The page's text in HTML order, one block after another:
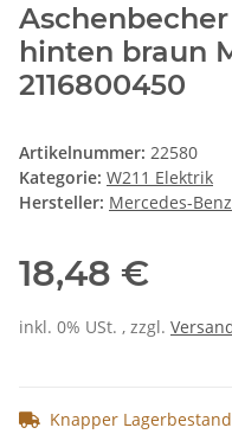
hinten braun
2116800450
Artikelnummer: 22580
Kategorie: W211 Elektrik
Hersteller: Mercedes-Benz
18,48 €
inkl. 0% USt. , zzgl.
Knapper Lagerbestand